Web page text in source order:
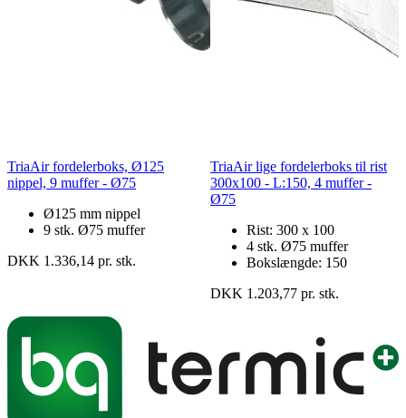
TriaAir fordelerboks, Ø125
nippel, 9 muffer - Ø75
Ø125 mm nippel
9 stk. Ø75 muffer
DKK 1.336,14 pr. stk.
TriaAir lige fordelerboks til rist
300x100 - L:150, 4 muffer -
Ø75
Rist: 300 x 100
4 stk. Ø75 muffer
Bokslængde: 150
DKK 1.203,77 pr. stk.